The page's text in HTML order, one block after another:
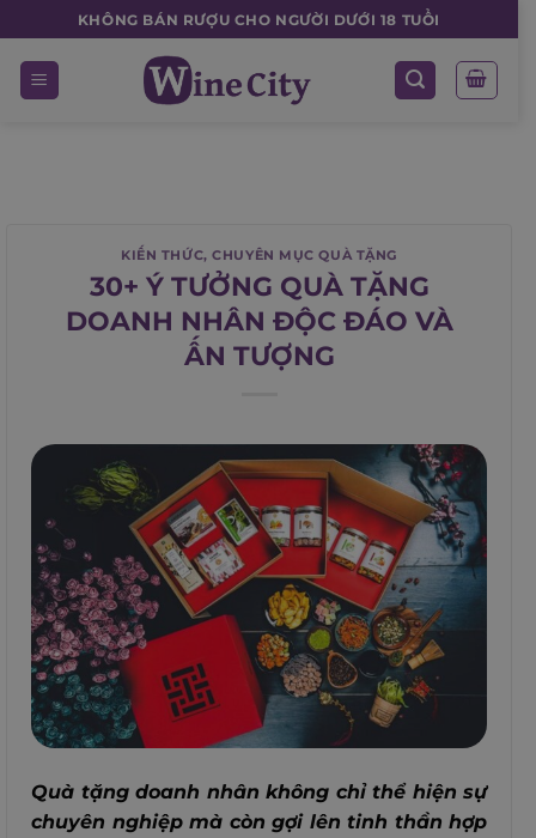
to
content
KHÔNG BÁN RƯỢU CHO NGƯỜI DƯỚI 18 TUỔI
KIẾN THỨC,CHUYÊN MỤC QUÀ TẶNG
30+ Ý TƯỞNG QUÀ TẶNG
DOANH NHÂN ĐỘC ĐÁO VÀ
ẤN TƯỢNG
Quà tặng doanh nhân không chỉ thể hiện sự
chuyên nghiệp mà còn gợi lên tinh thần hợp